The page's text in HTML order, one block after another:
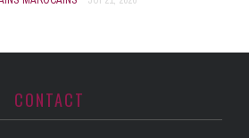
CONTACT